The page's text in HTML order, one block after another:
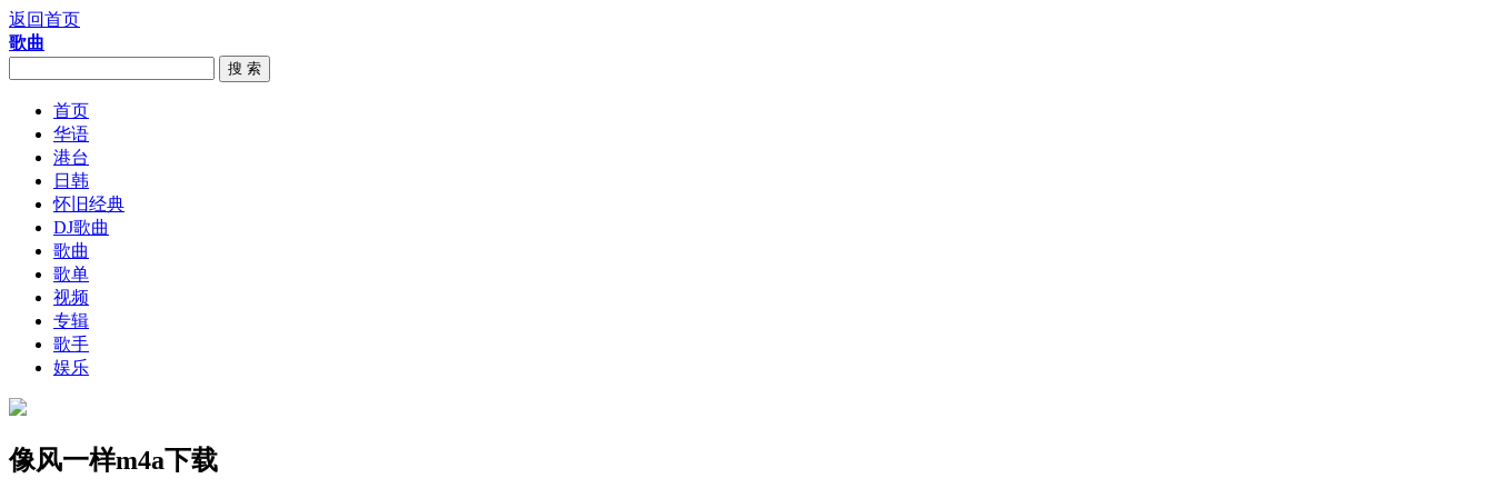
返回首页
歌曲
搜 索
首页
华语
港台
日韩
怀旧经典
DJ歌曲
歌曲
歌单
视频
专辑
歌手
娱乐
像风一样m4a下载